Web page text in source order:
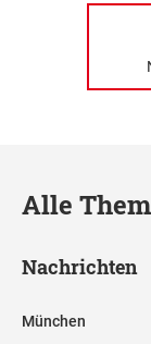
Alle
Nachrichten
München